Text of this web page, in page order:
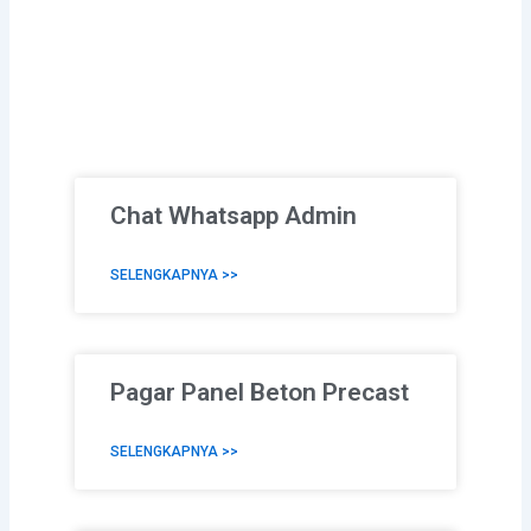
Chat Whatsapp Admin
SELENGKAPNYA >>
Pagar Panel Beton Precast
SELENGKAPNYA >>